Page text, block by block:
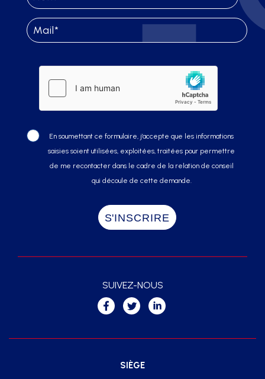
En soumettant ce formulaire, j’accepte que les informations
saisies soient utilisées, exploitées, traitées pour permettre
de me recontacter dans le cadre de la relation de conseil
qui découle de cette demande.
SIÈGE
SUIVEZ-NOUS